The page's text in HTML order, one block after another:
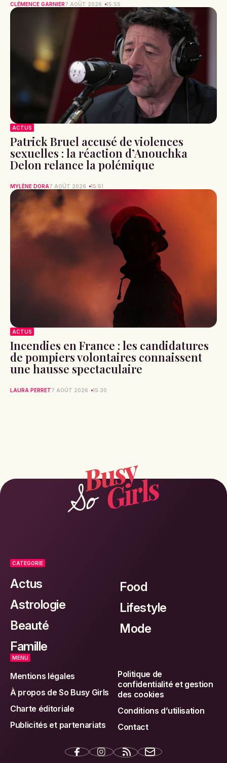
CLÉMENCE GARNIER7 AOÛT 2026 15:55
ACTUS
Patrick Bruel accusé de violences
sexuelles : la réaction d’Anouchka
Delon relance la polémique
MYLÈNE DORA7 AOÛT 2026 15:51
ACTUS
Incendies en France : les candidatures
de pompiers volontaires connaissent
une hausse spectaculaire
LAURA PERRET7 AOÛT 2026 15:30
CATEGORIE
Actus
Astrologie
Beauté
Famille
Food
Lifestyle
Mode
MENU
Mentions légales
À propos de So Busy Girls
Charte éditoriale
Publicités et partenariats
Politique de
confidentialité et gestion
des cookies
Conditions d’utilisation
Contact